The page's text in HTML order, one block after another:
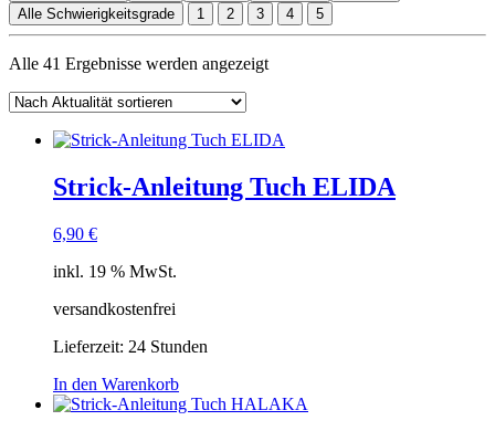
Alle Schwierigkeitsgrade
1 2 3 4 5
Alle 41 Ergebnisse werden angezeigtNach
Strick-Anleitung Tuch ELIDA
6,90 €
inkl. 19 % MwSt.
versandkostenfrei
Lieferzeit: 24 Stunden
In den Warenkorb